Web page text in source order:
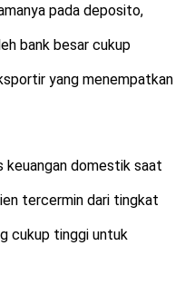
pada deposito,
bank besar cukup
yang menempatkan
keuangan domestik saat
tercermin dari tingkat
cukup tinggi untuk